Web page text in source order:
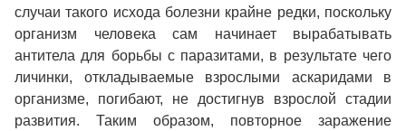
случаи такого исхода болезни крайне редки, поскольку
организм человека сам начинает вырабатывать
антитела для борьбы с паразитами, в результате чего
личинки, откладываемые взрослыми аскаридами в
организме, погибают, не достигнув взрослой стадии
развития. Таким образом, повторное заражение